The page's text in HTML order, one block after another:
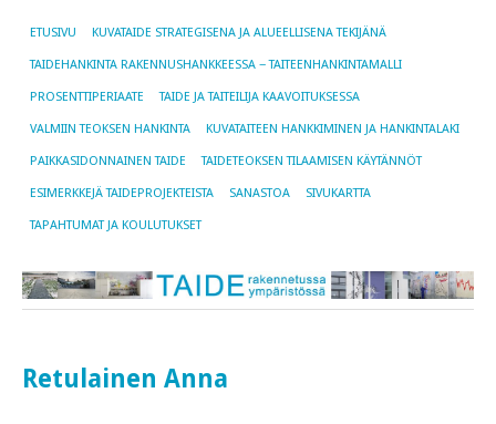
ETUSIVU KUVATAIDE STRATEGISENA JA ALUEELLISENA TEKIJÄNÄ
TAIDEHANKINTA RAKENNUSHANKKEESSA − TAITEENHANKINTAMALLI
PROSENTTIPERIAATE TAIDE JA TAITEILIJA KAAVOITUKSESSA
VALMIIN TEOKSEN HANKINTA KUVATAITEEN HANKKIMINEN JA HANKINTALAKI
PAIKKASIDONNAINEN TAIDE TAIDETEOKSEN TILAAMISEN KÄYTÄNNÖT
ESIMERKKEJÄ TAIDEPROJEKTEISTA SANASTOA SIVUKARTTA
TAPAHTUMAT JA KOULUTUKSET
Retulainen Anna